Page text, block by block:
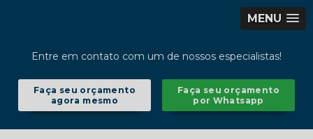
MENU
Entre em contato com um de nossos especialistas!
Faça seu orçamento
agora mesmo
Faça seu orçamento
por Whatsapp